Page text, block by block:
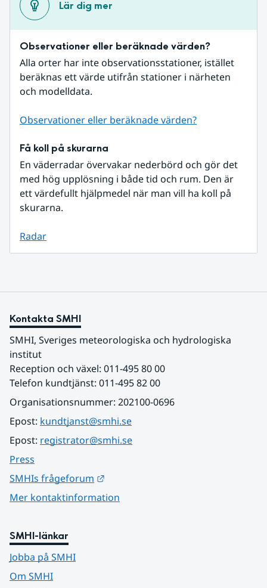
Lär dig mer
Observationer eller beräknade värden?
Alla orter har inte observationsstationer, istället
beräknas ett värde utifrån stationer i närheten
och modelldata.
Observationer eller beräknade värden?
Få koll på skurarna
En väderradar övervakar nederbörd och gör det
med hög upplösning i både tid och rum. Den är
ett värdefullt hjälpmedel när man vill ha koll på
skurarna.
Radar
Kontakta SMHI
SMHI, Sveriges meteorologiska och hydrologiska
institut
Reception och växel: 011-495 80 00
Telefon kundtjänst: 011-495 82 00
Organisationsnummer: 202100-0696
Epost: kundtjanst@smhi.se
Epost: registrator@smhi.se
Press
SMHIs frågeforum
Mer kontaktinformation
SMHI-länkar
Jobba på SMHI
Om SMHI